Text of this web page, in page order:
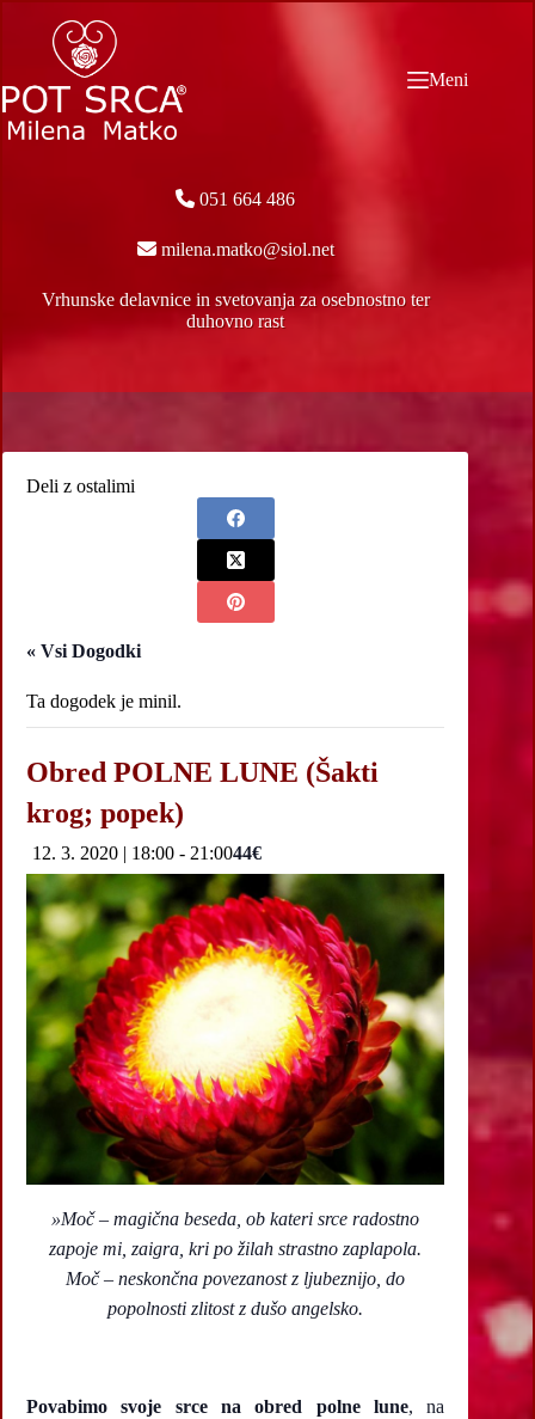
content
Meni
051 664 486
milena.matko@siol.net
Vrhunske delavnice in svetovanja za osebnostno ter
duhovno rast
Deli z ostalimi
« Vsi Dogodki
Ta dogodek je minil.
Obred POLNE LUNE (Šakti
krog; popek)
12. 3. 2020 | 18:00 - 21:0044€
»Moč – magična beseda, ob kateri srce radostno
zapoje mi, zaigra, kri po žilah strastno zaplapola.
Moč – neskončna povezanost z ljubeznijo, do
popolnosti zlitost z dušo angelsko.
Povabimo svoje srce na obred polne lune, na